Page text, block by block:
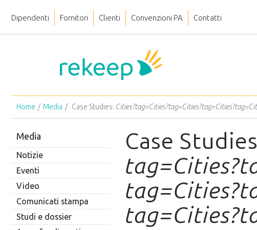
Dipendenti Fornitori Clienti Convenzioni PA Contatti
Home Media Case Studies:
Media
Notizie
Eventi
Video
Comunicati stampa
Studi e dossier
Case